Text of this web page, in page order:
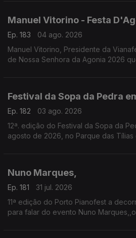
Manuel Vitorino - Festa
Ep. 183
04 ago. 2026
Manuel Vitorino, Presidente da
de Nossa Senhora da Agonia 2026
Festival da Sopa da Pedra
Ep. 182
03 ago. 2026
12ª. edição do Festival da Sopa da
agosto de 2026, no Parque das Tílias
O grão-confrade Luís Manso da
Almeirim fala sobre este símbolo da
Nuno Marques,
Ep. 181
31 jul. 2026
11ª edição do Porto Pianofest a
para falar do evento Nuno